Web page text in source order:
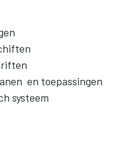
en toepassingen
systeem